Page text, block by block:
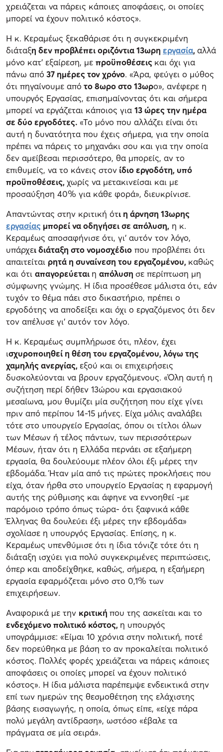
χρειάζεται να πάρεις κάποιες αποφάσεις, οι οποίες
μπορεί να έχουν πολιτικό κόστος».
H κ. Κεραμέως ξεκαθάρισε ότι η συγκεκριμένη
διάταξη δεν προβλέπει οριζόντια 13ωρη εργασία, αλλά
μόνο κατ' εξαίρεση, με προϋποθέσεις και όχι για
πάνω από 37 ημέρες τον χρόνο. «Άρα, φεύγει ο μύθος
ότι πηγαίνουμε από το 8ωρο στο 13ωρο», ανέφερε η
υπουργός Εργασίας, επισημαίνοντας ότι και σήμερα
μπορεί να εργάζεται κάποιος για 13 ώρες την ημέρα
σε δύο εργοδότες. «Το μόνο που αλλάζει είναι ότι
αυτή η δυνατότητα που έχεις σήμερα, για την οποία
πρέπει να πάρεις το μηχανάκι σου και για την οποία
δεν αμείβεσαι περισσότερο, θα μπορείς, αν το
επιθυμείς, να το κάνεις στον ίδιο εργοδότη, υπό
προϋποθέσεις, χωρίς να μετακινείσαι και με
προσαύξηση 40% για κάθε φορά», διευκρίνισε.
Απαντώντας στην κριτική ότι η άρνηση 13ωρης
εργασίας μπορεί να οδηγήσει σε απόλυση, η κ.
Κεραμέως αποσαφήνισε ότι, γι' αυτόν τον λόγο,
υπάρχει διάταξη στο νομοσχέδιο που προβλέπει ότι
απαιτείται ρητά η συναίνεση του εργαζομένου, καθώς
και ότι απαγορεύεται η απόλυση σε περίπτωση μη
σύμφωνης γνώμης. Η ίδια προσέθεσε μάλιστα ότι, εάν
τυχόν το θέμα πάει στο δικαστήριο, πρέπει ο
εργοδότης να αποδείξει και όχι ο εργαζόμενος ότι δεν
τον απέλυσε γι' αυτόν τον λόγο.
Η κ. Κεραμέως συμπλήρωσε ότι, πλέον, έχει
ισχυροποιηθεί η θέση του εργαζομένου, λόγω της
χαμηλής ανεργίας, εξού και οι επιχειρήσεις
δυσκολεύονται να βρουν εργαζόμενους. «Όλη αυτή η
συζήτηση περί δήθεν 13ώρου και εργασιακού
μεσαίωνα, μου θυμίζει μία συζήτηση που είχε γίνει
πριν από περίπου 14-15 μήνες. Είχα μόλις αναλάβει
τότε στο υπουργείο Εργασίας, όπου οι τίτλοι όλων
των Μέσων ή τέλος πάντων, των περισσότερων
Μέσων, ήταν ότι η Ελλάδα περνάει σε εξαήμερη
εργασία, θα δουλεύουμε πλέον όλοι έξι μέρες την
εβδομάδα. Ήταν μία από τις πρώτες προκλήσεις που
είχα, όταν ήρθα στο υπουργείο Εργασίας η εφαρμογή
αυτής της ρύθμισης και άφηνε να εννοηθεί -με
παρόμοιο τρόπο όπως τώρα- ότι ξαφνικά κάθε
Έλληνας θα δουλεύει έξι μέρες την εβδομάδα»
σχολίασε η υπουργός Εργασίας. Επίσης, η κ.
Κεραμέως υπενθύμισε ότι η ίδια τόνιζε τότε ότι η
διάταξη ισχύει για πολύ συγκεκριμένες περιπτώσεις,
όπερ και αποδείχθηκε, καθώς, σήμερα, η εξαήμερη
εργασία εφαρμόζεται μόνο στο 0,1% των
επιχειρήσεων.
Αναφορικά με την κριτική που της ασκείται και το
ενδεχόμενο πολιτικό κόστος, η υπουργός
υπογράμμισε: «Είμαι 10 χρόνια στην πολιτική, ποτέ
δεν πορεύθηκα με βάση το αν προκαλείται πολιτικό
κόστος. Πολλές φορές χρειάζεται να πάρεις κάποιες
αποφάσεις οι οποίες μπορεί να έχουν πολιτικό
κόστος». Η ίδια μάλιστα παρέπεμψε ενδεικτικά στην
επί των ημερών της θεσμοθέτηση της ελάχιστης
βάσης εισαγωγής, η οποία, όπως είπε, «είχε πάρα
πολύ μεγάλη αντίδραση», ωστόσο «έβαλε τα
πράγματα σε μία σειρά».